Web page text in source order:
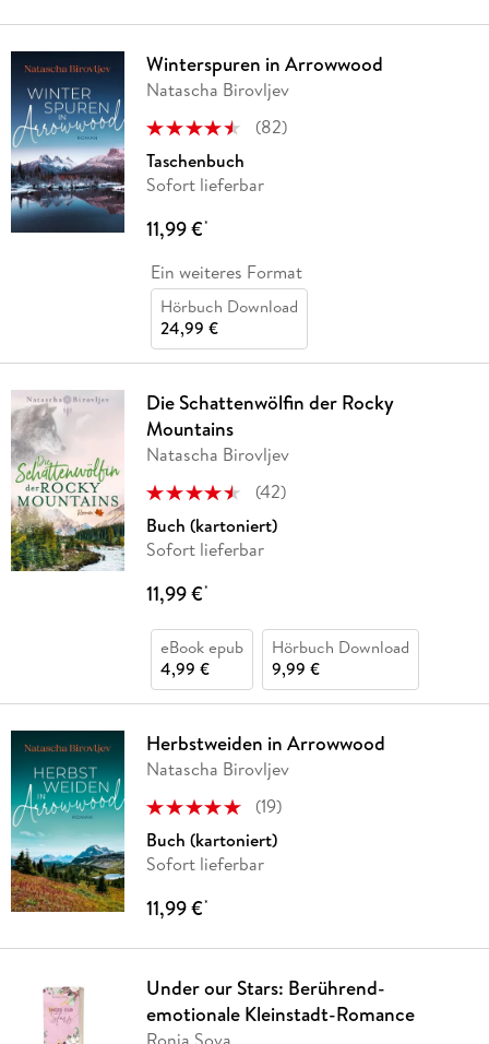
Winterspuren in Arrowwood
Natascha Birovljev
(82)
Taschenbuch
Sofort lieferbar
11,99 €*
Ein weiteres Format
Hörbuch Download
24,99 €
Die Schattenwölfin der Rocky
Mountains
Natascha Birovljev
(42)
Buch (kartoniert)
Sofort lieferbar
11,99 €*
eBook epub
4,99 €
Hörbuch Download
9,99 €
Herbstweiden in Arrowwood
Natascha Birovljev
(19)
Buch (kartoniert)
Sofort lieferbar
11,99 €*
Under our Stars: Berührend-
emotionale Kleinstadt-Romance